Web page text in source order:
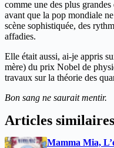
comme une des plus grandes
avant que la pop mondiale
scène sophistiquée, des
affadies.
Elle était aussi, ai-je appris
mère) du prix Nobel de
travaux sur la théorie des
Bon sang ne saurait mentir.
Articles similaires
Mamma Mia,